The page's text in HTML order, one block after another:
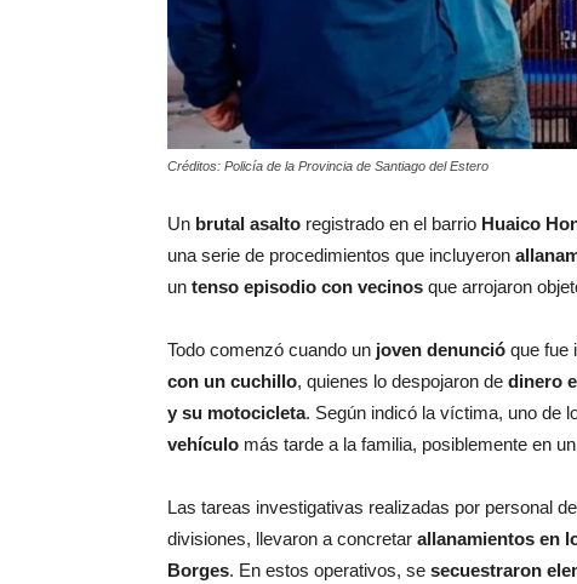
Créditos: Policía de la Provincia de Santiago del Estero
Un brutal asalto registrado en el barrio Huaico
una serie de procedimientos que incluyeron
un tenso episodio con vecinos que arrojaron
Todo comenzó cuando un joven denunció que fue
con un cuchillo, quienes lo despojaron de dinero
y su motocicleta. Según indicó la víctima, uno de
vehículo más tarde a la familia, posiblemente en
Las tareas investigativas realizadas por personal
divisiones, llevaron a concretar allanamientos en
Borges. En estos operativos, se secuestraron